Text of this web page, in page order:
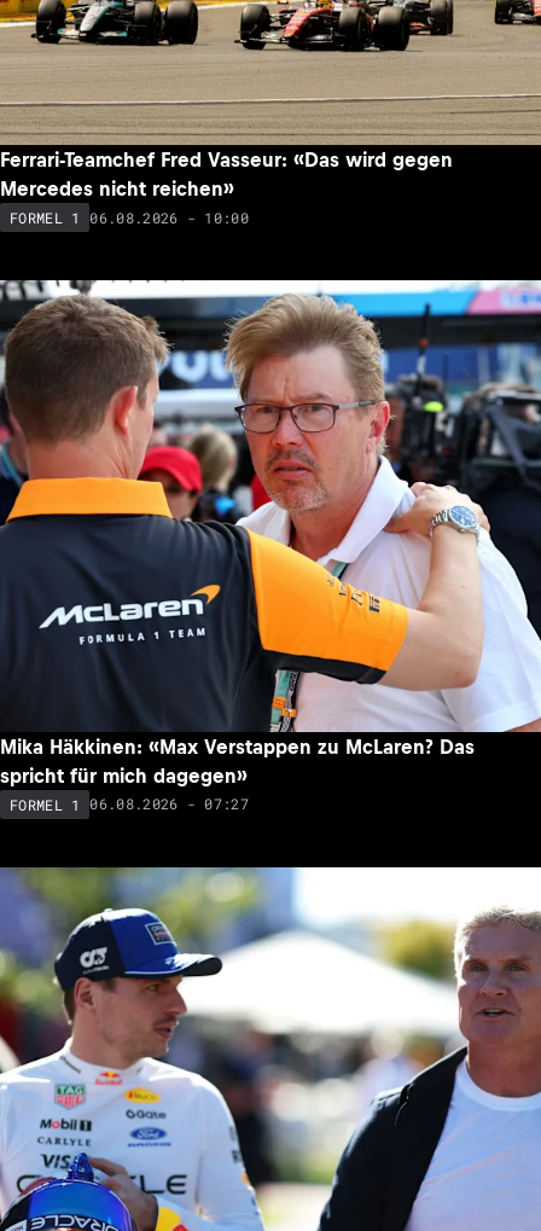
Ferrari-Teamchef Fred Vasseur: «Das wird gegen
Mercedes nicht reichen»
FORMEL 1 06.08.2026 - 10:00
Mika Häkkinen: «Max Verstappen zu McLaren? Das
spricht für mich dagegen»
FORMEL 1 06.08.2026 - 07:27